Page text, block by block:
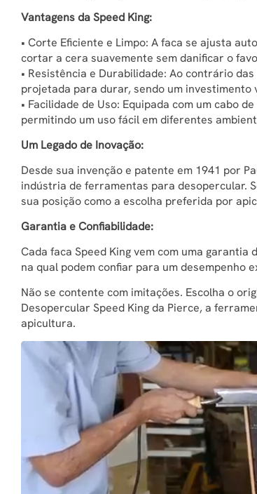
Vantagens da Speed King:
• Corte Eficiente e Limpo: A faca se ajusta
cortar a cera suavemente sem danificar o
• Resistência e Durabilidade: Ao contrário
projetada para durar, sendo um
• Facilidade de Uso: Equipada com um cabo
permitindo um uso fácil em diferentes
Um Legado de Inovação:
Desde sua invenção e patente em 1941 por
indústria de ferramentas para desopercular.
sua posição como a escolha preferida por
Garantia e Confiabilidade:
Cada faca Speed King vem com uma
na qual podem confiar para um desempenho
Não se contente com imitações. Escolha o
Desopercular Speed King da Pierce, a
apicultura.